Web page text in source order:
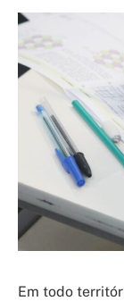
Em todo